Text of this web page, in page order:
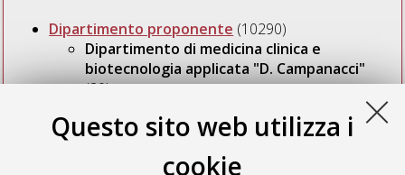
Questo sito web utilizza i
cookie
Dipartimento proponente (10290)
Dipartimento di medicina clinica e
biotecnologia applicata "D. Campanacci"
(20)
Seleziona una voce dall'elenco sottostante.